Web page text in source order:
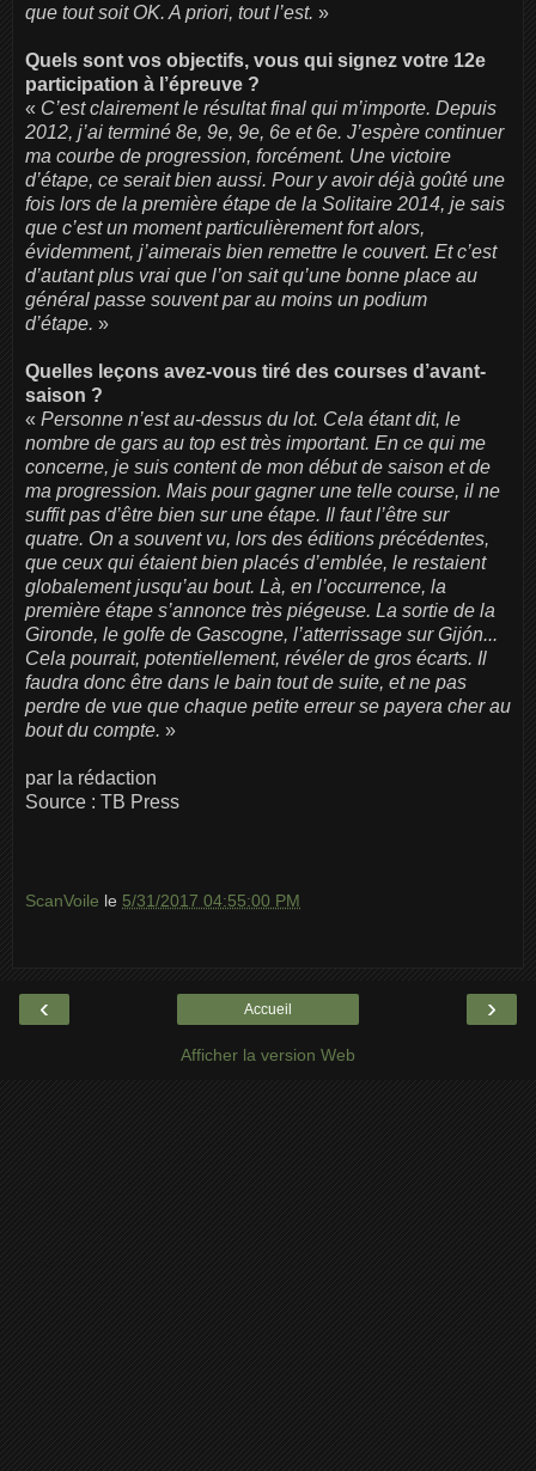
que tout soit OK. A priori, tout l’est. »
Quels sont vos objectifs, vous qui signez votre 12e
participation à l’épreuve ?
« C’est clairement le résultat final qui m’importe. Depuis
2012, j’ai terminé 8e, 9e, 9e, 6e et 6e. J’espère continuer
ma courbe de progression, forcément. Une victoire
d’étape, ce serait bien aussi. Pour y avoir déjà goûté une
fois lors de la première étape de la Solitaire 2014, je sais
que c’est un moment particulièrement fort alors,
évidemment, j’aimerais bien remettre le couvert. Et c’est
d’autant plus vrai que l’on sait qu’une bonne place au
général passe souvent par au moins un podium
d’étape. »
Quelles leçons avez-vous tiré des courses d’avant-
saison ?
« Personne n’est au-dessus du lot. Cela étant dit, le
nombre de gars au top est très important. En ce qui me
concerne, je suis content de mon début de saison et de
ma progression. Mais pour gagner une telle course, il ne
suffit pas d’être bien sur une étape. Il faut l’être sur
quatre. On a souvent vu, lors des éditions précédentes,
que ceux qui étaient bien placés d’emblée, le restaient
globalement jusqu’au bout. Là, en l’occurrence, la
première étape s’annonce très piégeuse. La sortie de la
Gironde, le golfe de Gascogne, l’atterrissage sur Gijón...
Cela pourrait, potentiellement, révéler de gros écarts. Il
faudra donc être dans le bain tout de suite, et ne pas
perdre de vue que chaque petite erreur se payera cher au
bout du compte. »
par la rédaction
Source : TB Press
ScanVoile le 5/31/2017 04:55:00 PM
‹ ›
Accueil
Afficher la version Web